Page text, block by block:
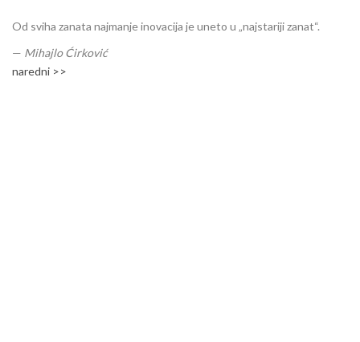
Od sviha zanata najmanje inovacija je uneto u „najstariji zanat“.
— Mihajlo Ćirković
naredni >>